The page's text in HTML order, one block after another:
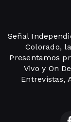
Señal
Colorado,
Presentamos
Vivo y On
Entrevistas,